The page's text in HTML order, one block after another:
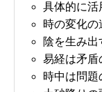
具体的に活
時の変化の
陰を生み出
易経は矛盾
時中は問題